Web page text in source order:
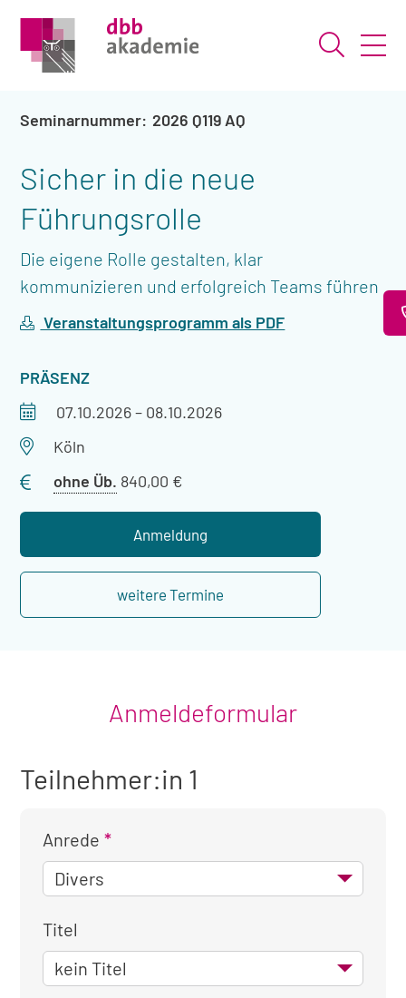
Suche
2026 Q119 AQ
Sicher in die neue
Führungsrolle
Die eigene Rolle gestalten, klar
kommunizieren und erfolgreich Teams führen
Veranstaltungsprogramm als PDF
VERANSTALTUNGSART
PRÄSENZ
Veranstaltungszeitraum
07.10.2026– 08.10.2026
Veranstaltungsort
Köln
ohne Üb. Preis
Übernachtung
840,00 €
Anmeldung
weitere Termine
Anmeldeformular
Teilnehmer:in 1
Anrede
Titel